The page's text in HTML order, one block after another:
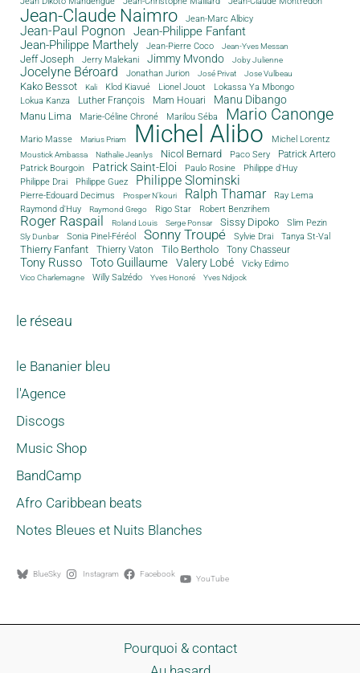
Jean-Claude Naimro Jean-Marc Albicy
Jean-Paul Pognon
Jean-Philippe Fanfant
Jean-Philippe Marthely
Jean-Pierre Coco Jean-Yves Messan
Jeff Joseph Jerry Malekani Jimmy Mvondo Joby Julienne
Jocelyne Béroard Jonathan Jurion José Privat Jose Vulbeau
Kako Bessot Kali Klod Kiavué Lionel Jouot
Lokassa Ya Mbongo
Lokua Kanza
Luther François Mam Houari Manu Dibango
Manu Lima Marie-Céline Chroné Marilou Séba Mario Canonge
Mario Masse Marius Priam Michel Alibo Michel Lorentz
Moustick Ambassa Nathalie Jeanlys Nicol Bernard Paco Sery
Patrick Artero
Patrick Bourgoin
Patrick Saint-Eloi Paulo Rosine
Philippe d'Huy
Philippe Drai
Philippe Guez Philippe Slominski
Pierre-Edouard Decimus Prosper N'kouri Ralph Thamar
Ray Lema
Raymond d'Huy
Raymond Grego Rigo Star Robert Benzrihem
Roger Raspail Roland Louis Serge Ponsar Sissy Dipoko Slim Pezin
Sly Dunbar Sonia Pinel-Féréol Sonny Troupé Sylvie Drai Tanya St-Val
Thierry Fanfant Thierry Vaton Tilo Bertholo Tony Chasseur
Tony Russo Toto Guillaume Valery Lobé Vicky Edimo
Vico Charlemagne Willy Salzédo Yves Honoré Yves Ndjock
le réseau
le Bananier bleu
l'Agence
Discogs
Music Shop
BandCamp
Afro Caribbean beats
Notes Bleues et Nuits Blanches
BlueSky Instagram Facebook YouTube
Pourquoi & contact